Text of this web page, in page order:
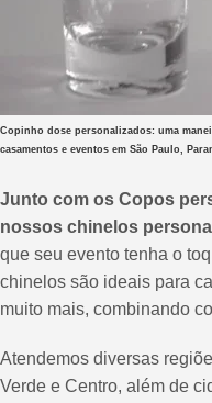
Copinho dose personalizados: uma
casamentos e eventos em São Paulo,
Junto com os Copos
nossos chinelos
que seu evento tenha o
chinelos são ideais para
muito mais, combinando
Atendemos diversas
Verde e Centro, além de